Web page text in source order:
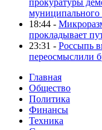
муниципального
18:44 -
прокладывает
23:31 - Россыпь
переосмыслили
Главная
Общество
Политика
Финансы
Техника